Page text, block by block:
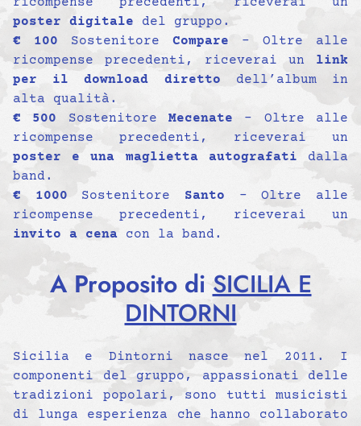
poster digitale del gruppo.
€ 100 Sostenitore Compare – Oltre alle
ricompense precedenti, riceverai un link
per il download diretto dell’album in
alta qualità.
€ 500 SostenitoreMecenate – Oltre alle
ricompense precedenti, riceverai un
poster e una maglietta autografati dalla
band.
€ 1000 Sostenitore Santo – Oltre alle
ricompense precedenti, riceverai un
invito a cena con la band.
A Proposito di SICILIA E
DINTORNI
Sicilia e Dintorni nasce nel 2011. I
componenti del gruppo, appassionati delle
tradizioni popolari, sono tutti musicisti
di lunga esperienza che hanno collaborato